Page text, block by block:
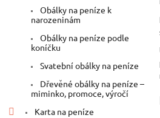
Obálky na peníze k
narozeninám
Obálky na peníze podle
koníčku
Svatební obálky na peníze
Dřevěné obálky na peníze –
miminko, promoce, výročí
Karta na peníze